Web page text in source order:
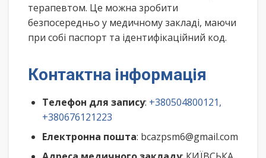
терапевтом. Це можна зробити
безпосередньо у медичному закладі, маючи
при собі паспорт та ідентифікаційний код.
Контактна інформація
Телефон для запису: +380504800121,
+380676121223
Електронна пошта: bcazpsm6@gmail.com